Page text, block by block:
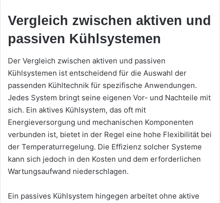
Vergleich zwischen aktiven und
passiven Kühlsystemen
Der Vergleich zwischen aktiven und passiven
Kühlsystemen ist entscheidend für die Auswahl der
passenden Kühltechnik für spezifische Anwendungen.
Jedes System bringt seine eigenen Vor- und Nachteile mit
sich. Ein aktives Kühlsystem, das oft mit
Energieversorgung und mechanischen Komponenten
verbunden ist, bietet in der Regel eine hohe Flexibilität bei
der Temperaturregelung. Die Effizienz solcher Systeme
kann sich jedoch in den Kosten und dem erforderlichen
Wartungsaufwand niederschlagen.
Ein passives Kühlsystem hingegen arbeitet ohne aktive